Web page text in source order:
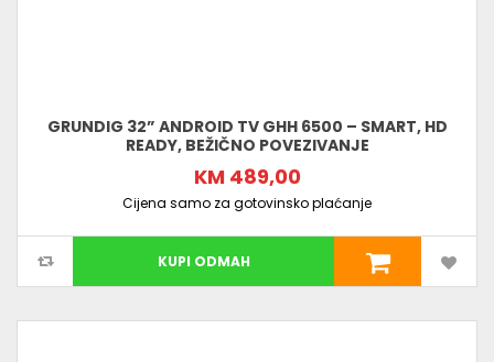
GRUNDIG 32” ANDROID TV GHH 6500 – SMART, HD
READY, BEŽIČNO POVEZIVANJE
KM 489,00
Cijena samo za gotovinsko plaćanje
KUPI ODMAH